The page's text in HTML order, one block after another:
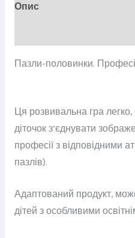
Опис
Пазли-половинки.
Ця розвивальна гра
діточок з’єднувати
професії з відповідними
пазлів).
Адаптований продукт,
дітей з особливими